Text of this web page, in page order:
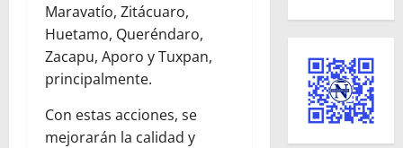
Maravatío, Zitácuaro,
Huetamo, Queréndaro,
Zacapu, Aporo y Tuxpan,
principalmente.
Con estas acciones, se
mejorarán la calidad y